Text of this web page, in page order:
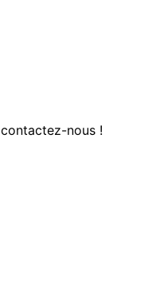
contactez-nous !